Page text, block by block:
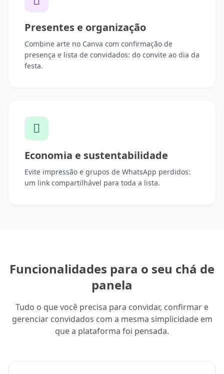
Presentes e organização
Combine arte no Canva com confirmação de
presença e lista de convidados: do convite ao dia da
festa.
Economia e sustentabilidade
Evite impressão e grupos de WhatsApp perdidos:
um link compartilhável para toda a lista.
Funcionalidades para o seu chá de
panela
Tudo o que você precisa para convidar, confirmar e
gerenciar convidados com a mesma simplicidade em
que a plataforma foi pensada.